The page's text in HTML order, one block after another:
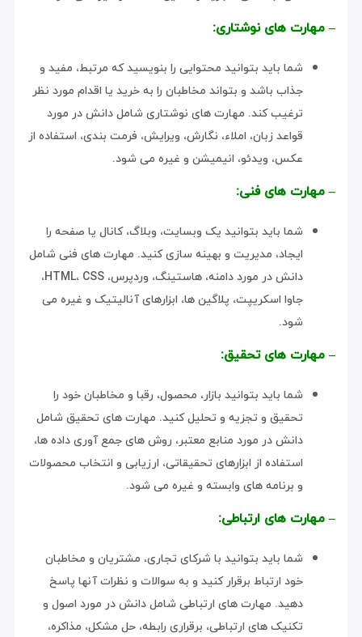
– مهارت های نوشتاری:
شما باید بتوانید محتوایی را بنویسید که مرتبط، مفید و
جذاب باشد و بتواند مخاطبان را به خرید یا اقدام مورد نظر
ترغیب کند. مهارت های نوشتاری شامل دانش در مورد
قواعد زبان، املاء، نگارش، ویرایش، فرمت بندی، استفاده از
عکس، ویدئو، انیمیشن و غیره می شود.
– مهارت های فنی:
شما باید بتوانید یک وبسایت، وبلاگ، کانال یا صفحه را
ایجاد، مدیریت و بهینه سازی کنید. مهارت های فنی شامل
دانش در مورد دامنه، هاستینگ، وردپرس، HTML، CSS،
جاوا اسکریپت، پلاگین ها، ابزارهای آنالیتیک و غیره می
شود.
– مهارت های تحقیق:
شما باید بتوانید بازار، محصول، رقبا و مخاطبان خود را
تحقیق و تجزیه و تحلیل کنید. مهارت های تحقیق شامل
دانش در مورد منابع معتبر، روش های جمع آوری داده ها،
استفاده از ابزارهای تحقیقاتی، ارزیابی و انتخاب محصولات
و برنامه های وابسته و غیره می شود.
– مهارت های ارتباطی:
شما باید بتوانید با شرکای تجاری، مشتریان و مخاطبان
خود ارتباط برقرار کنید و به سوالات و نظرات آنها پاسخ
دهید. مهارت های ارتباطی شامل دانش در مورد اصول و
تکنیک های ارتباطی، برقراری رابطه، حل مشکل، مذاکره،